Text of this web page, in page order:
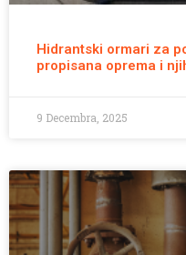
Hidrantski ormari za
propisana oprema i
9 Decembra, 2025